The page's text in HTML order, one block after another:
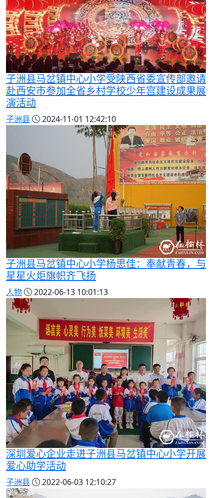
子洲县马岔镇中心小学受陕西省委宣传部邀请
赴西安市参加全省乡村学校少年宫建设成果展
演活动
子洲县 2024-11-01 12:42:10
子洲县马岔镇中心小学杨思佳：奉献青春，与
星星火炬旗帜齐飞扬
人物 2022-06-13 10:01:13
深圳爱心企业走进子洲县马岔镇中心小学开展
爱心助学活动
子洲县 2022-06-03 12:10:27